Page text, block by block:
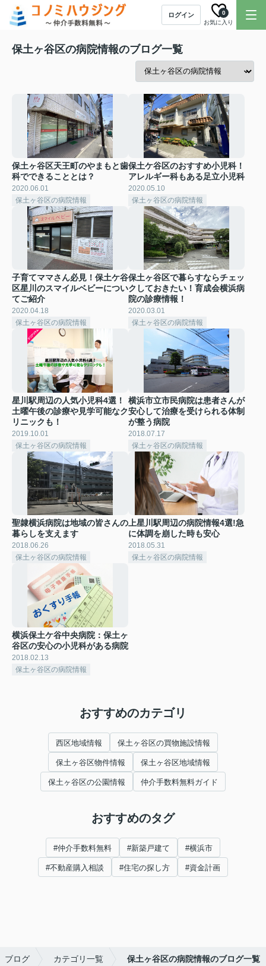
ログイン
お気に入り
0
保土ヶ谷区の病院情報のブログ一覧
保土ヶ谷区天王町のやまもと歯
科でできることとは？
2020.06.01
保土ヶ谷区の病院情報
保土ケ谷区のおすすめ小児科！
アレルギー科もある足立小児科
2020.05.10
保土ヶ谷区の病院情報
子育てママさん必見！保土ケ谷
区星川のスマイルベビーについ
てご紹介
2020.04.18
保土ヶ谷区の病院情報
保土ヶ谷区で暮らすならチェッ
クしておきたい！育成会横浜病
院の診療情報！
2020.03.01
保土ヶ谷区の病院情報
星川駅周辺の人気小児科4選！
土曜午後の診療や見学可能なク
リニックも！
2019.10.01
保土ヶ谷区の病院情報
横浜市立市民病院は患者さんが
安心して治療を受けられる体制
が整う病院
2018.07.17
保土ヶ谷区の病院情報
聖隷横浜病院は地域の皆さんの
暮らしを支えます
2018.06.26
保土ヶ谷区の病院情報
上星川駅周辺の病院情報4選!急
に体調を崩した時も安心
2018.05.31
保土ヶ谷区の病院情報
横浜保土ケ谷中央病院：保土ヶ
谷区の安心の小児科がある病院
2018.02.13
保土ヶ谷区の病院情報
おすすめのカテゴリ
西区地域情報 保土ヶ谷区の買物施設情報
保土ヶ谷区物件情報 保土ヶ谷区地域情報
保土ヶ谷区の公園情報 仲介手数料無料ガイド
おすすめのタグ
#仲介手数料無料 #新築戸建て #横浜市
#不動産購入相談 #住宅の探し方 #資金計画
ブログ カテゴリ一覧 保土ヶ谷区の病院情報のブログ一覧